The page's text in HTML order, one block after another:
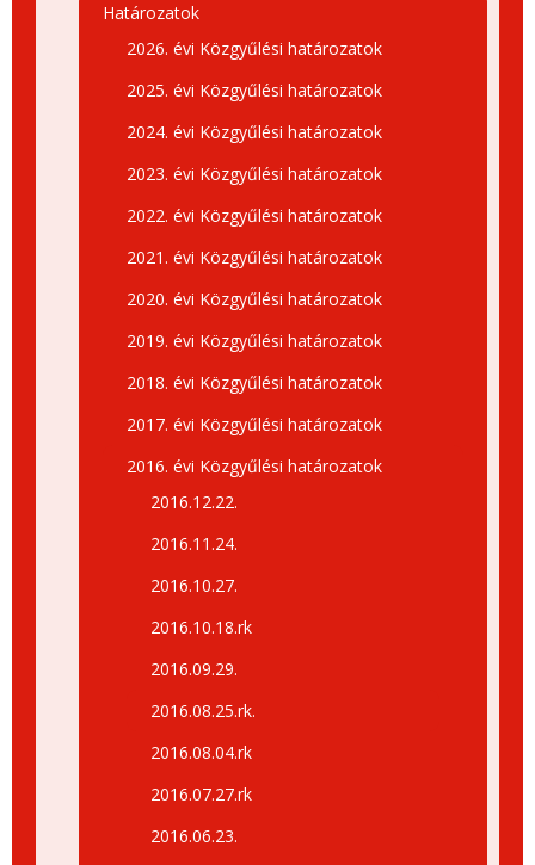
Határozatok
2026. évi Közgyűlési határozatok
2025. évi Közgyűlési határozatok
2024. évi Közgyűlési határozatok
2023. évi Közgyűlési határozatok
2022. évi Közgyűlési határozatok
2021. évi Közgyűlési határozatok
2020. évi Közgyűlési határozatok
2019. évi Közgyűlési határozatok
2018. évi Közgyűlési határozatok
2017. évi Közgyűlési határozatok
2016. évi Közgyűlési határozatok
2016.12.22.
2016.11.24.
2016.10.27.
2016.10.18.rk
2016.09.29.
2016.08.25.rk.
2016.08.04.rk
2016.07.27.rk
2016.06.23.